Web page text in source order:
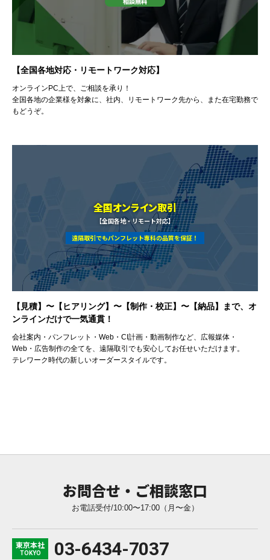
【全国各地対応・リモートワーク対応】
オンラインPC上で、ご相談を承り！
全国各地の企業様を対象に、社内、リモートワーク先から、また在宅勤務で
もどうぞ。
全国オンライン取引
【全国各地・リモート対応】
遠隔取引でもパンフレット専科の品質を保証！
【見積】〜【ヒアリング】〜【制作・校正】〜【納品】まで、オ
ンラインだけで一気通貫！
会社案内・パンフレット・Web・CI計画・動画制作など、広報媒体・
Web・広告制作の全てを、遠隔取引でも安心してお任せいただけます。
テレワーク時代の新しいオーダースタイルです。
お問合せ・ご相談窓口
お電話受付/10:00〜17:00（月〜金）
東京本社
TOKYO 03-6434-7037